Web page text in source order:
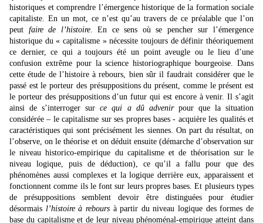
historiques et comprendre l’émergence historique de la formation sociale
capitaliste. En un mot, ce n’est qu’au travers de ce préalable que l’on
peut faire de l’histoire. En ce sens où se pencher sur l’émergence
historique du « capitalisme » nécessite toujours de définir théoriquement
ce dernier, ce qui a toujours été un point aveugle ou le lieu d’une
confusion extrême pour la science historiographique bourgeoise. Dans
cette étude de l’histoire à rebours, bien sûr il faudrait considérer que le
passé est le porteur des présuppositions du présent, comme le présent est
le porteur des présuppositions d’un futur qui est encore à venir. Il s’agit
ainsi de s’interroger surce qui a dû advenirpour que la situation
considérée – le capitalisme sur ses propres bases - acquière les qualités et
caractéristiques qui sont précisément les siennes. On part du résultat, on
l’observe, on le théorise et on déduit ensuite (démarche d’observation sur
le niveau historico-empirique du capitalisme et de théorisation sur le
niveau logique, puis de déduction), ce qu’il a fallu pour que des
phénomènes aussi complexes et la logique derrière eux, apparaissent et
fonctionnent comme ils le font sur leurs propres bases. Et plusieurs types
de présuppositions semblent devoir être distinguées pour étudier
désormais l’histoire à reboursà partir du niveau logique des formes de
base du capitalisme et de leur niveau phénoménal-empirique atteint dans